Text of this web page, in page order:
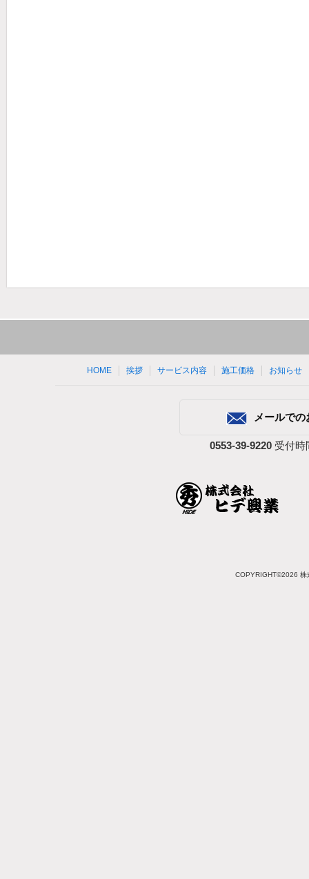
HOME 挨拶 サービス内容 施工価格 お知らせ
メールで
0553-39-9220 受付時
COPYRIGHT©2026 株